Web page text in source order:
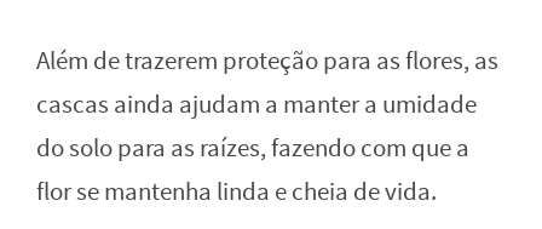
Além de trazerem proteção para as flores, as
cascas ainda ajudam a manter a umidade
do solo para as raízes, fazendo com que a
flor se mantenha linda e cheia de vida.